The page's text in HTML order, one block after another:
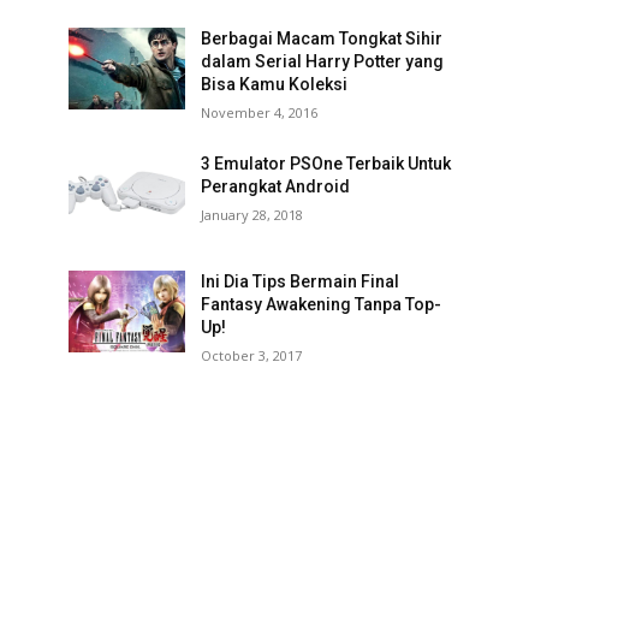
Berbagai Macam Tongkat Sihir
dalam Serial Harry Potter yang
Bisa Kamu Koleksi
November 4, 2016
3 Emulator PSOne Terbaik Untuk
Perangkat Android
January 28, 2018
Ini Dia Tips Bermain Final
Fantasy Awakening Tanpa Top-
Up!
October 3, 2017